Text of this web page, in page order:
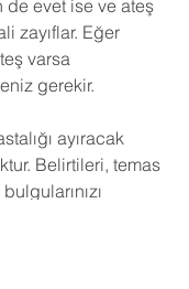
evet ise ve ateş
zayıflar. Eğer
varsa
gerekir.
ayıracak
Belirtileri, temas